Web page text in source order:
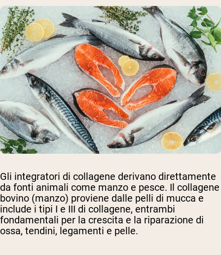
Gli integratori di collagene derivano direttamente
da fonti animali come manzo e pesce. Il collagene
bovino (manzo) proviene dalle pelli di mucca e
include i tipi I e III di collagene, entrambi
fondamentali per la crescita e la riparazione di
ossa, tendini, legamenti e pelle.